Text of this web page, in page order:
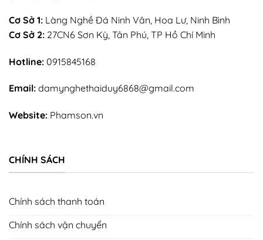
Cơ Sở 1: Làng Nghề Đá Ninh Vân, Hoa Lư, Ninh Bình
Cơ Sở 2: 27CN6 Sơn Kỳ, Tân Phú, TP Hồ Chí Minh
Hotline: 0915845168
Email: damynghethaiduy6868@gmail.com
Website: Phamson.vn
CHÍNH SÁCH
Chính sách thanh toán
Chính sách vận chuyển